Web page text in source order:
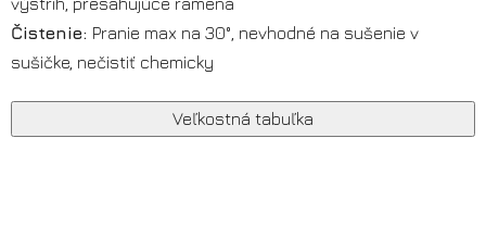
Čistenie: Pranie max na 30°, nevhodné na sušenie v
sušičke, nečistiť chemicky
Veľkostná tabuľka